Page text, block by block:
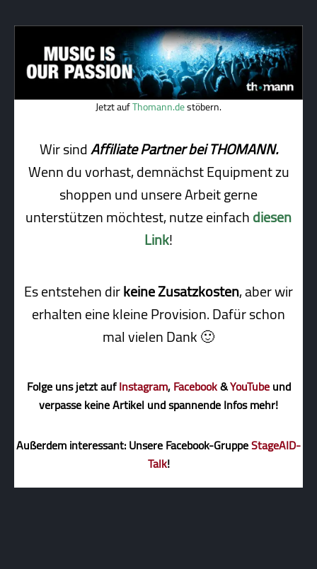
Jetzt aufThomann.destöbern.
Wir sindAffiliate Partner bei THOMANN.
Wenn du vorhast, demnächst Equipment zu
shoppen und unsere Arbeit gerne
unterstützen möchtest, nutze einfachdiesen
Link!
Es entstehen dirkeine Zusatzkosten, aber wir
erhalten eine kleine Pro­vi­sion. Dafür schon
mal vielen Dank 🙂
Folge uns jetzt aufInstagram,Facebook&YouTubeund
verpasse keine Artikel und spannende Infos mehr!
Außerdem interessant: Unsere Facebook-GruppeStageAID-
Talk!